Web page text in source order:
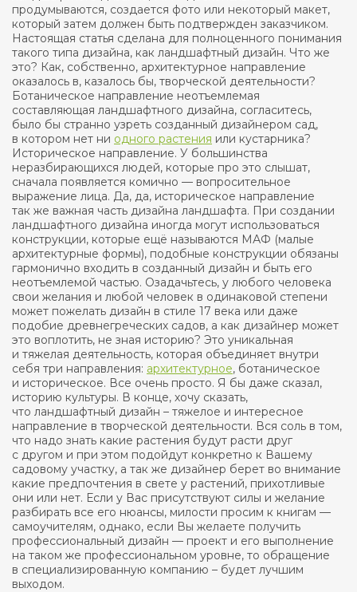
продумываются, создается фото или некоторый макет,
который затем должен быть подтвержден заказчиком.
Настоящая статья сделана для полноценного понимания
такого типа дизайна, как ландшафтный дизайн. Что же
это? Как, собственно, архитектурное направление
оказалось в, казалось бы, творческой деятельности?
Ботаническое направление неотъемлемая
составляющая ландшафтного дизайна, согласитесь,
было бы странно узреть созданный дизайнером сад,
в котором нет ни одного растения или кустарника?
Историческое направление. У большинства
неразбирающихся людей, которые про это слышат,
сначала появляется комично — вопросительное
выражение лица. Да, да, историческое направление
так же важная часть дизайна ландшафта. При создании
ландшафтного дизайна иногда могут использоваться
конструкции, которые ещё называются МАФ (малые
архитектурные формы), подобные конструкции обязаны
гармонично входить в созданный дизайн и быть его
неотъемлемой частью. Озадачьтесь, у любого человека
свои желания и любой человек в одинаковой степени
может пожелать дизайн в стиле 17 века или даже
подобие древнегреческих садов, а как дизайнер может
это воплотить, не зная историю? Это уникальная
и тяжелая деятельность, которая объединяет внутри
себя три направления: архитектурное, ботаническое
и историческое. Все очень просто. Я бы даже сказал,
историю культуры. В конце, хочу сказать,
что ландшафтный дизайн – тяжелое и интересное
направление в творческой деятельности. Вся соль в том,
что надо знать какие растения будут расти друг
с другом и при этом подойдут конкретно к Вашему
садовому участку, а так же дизайнер берет во внимание
какие предпочтения в свете у растений, прихотливые
они или нет. Если у Вас присутствуют силы и желание
разбирать все его нюансы, милости просим к книгам —
самоучителям, однако, если Вы желаете получить
профессиональный дизайн — проект и его выполнение
на таком же профессиональном уровне, то обращение
в специализированную компанию – будет лучшим
выходом.